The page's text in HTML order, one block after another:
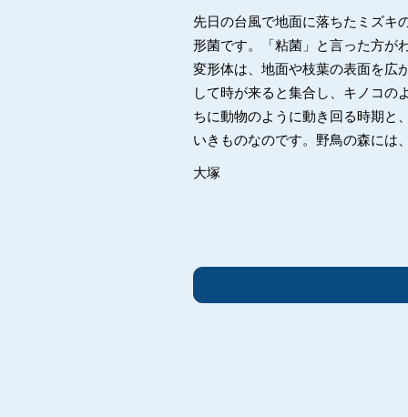
先日の台風で地面に落ちたミズキ
形菌です。「粘菌」と言った方が
変形体は、地面や枝葉の表面を広
して時が来ると集合し、キノコの
ちに動物のように動き回る時期と
いきものなのです。野鳥の森には
大塚